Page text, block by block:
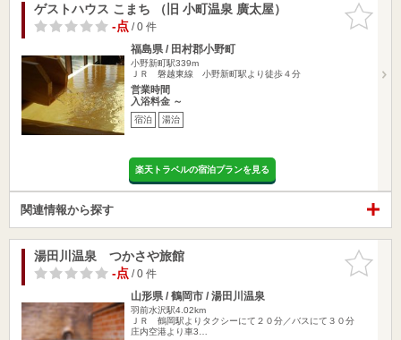
お気に入
りに追加
ゲストハウス こまち （旧 小町温泉 廣太屋）
-点/ 0 件
福島県 / 田村郡小野町
小野新町駅339m
ＪＲ 磐越東線 小野新町駅より徒歩４分
営業時間
入浴料金 ～
宿泊 湯治
楽天トラベルの宿泊プランを見る
関連情報から探す
お気に入
りに追加
湯田川温泉 つかさや旅館
-点/ 0 件
山形県 / 鶴岡市 / 湯田川温泉
羽前水沢駅4.02km
ＪＲ 鶴岡駅よりタクシーにて２０分／バスにて３０分
庄内空港より車3…